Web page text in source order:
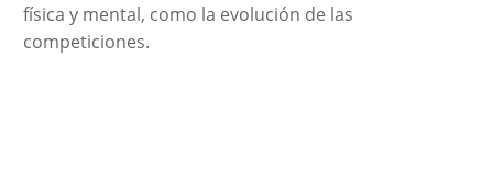
física y mental, como la evolución de las
competiciones.